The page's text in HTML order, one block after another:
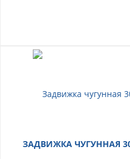
ЗАДВИЖКА ЧУГУННАЯ